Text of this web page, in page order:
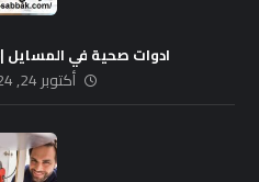
ادوات صحية في المسايل |55521593| سباك صحي
أكتوبر 24, 2024